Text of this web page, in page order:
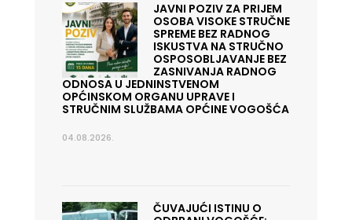
JAVNI POZIV ZA PRIJEM
OSOBA VISOKE STRUČNE
SPREME BEZ RADNOG
ISKUSTVA NA STRUČNO
OSPOSOBLJAVANJE BEZ
ZASNIVANJA RADNOG
ODNOSA U JEDNINSTVENOM
OPĆINSKOM ORGANU UPRAVE I
STRUČNIM SLUŽBAMA OPĆINE VOGOŠĆA
04.08.2026.
ČUVAJUĆI ISTINU O